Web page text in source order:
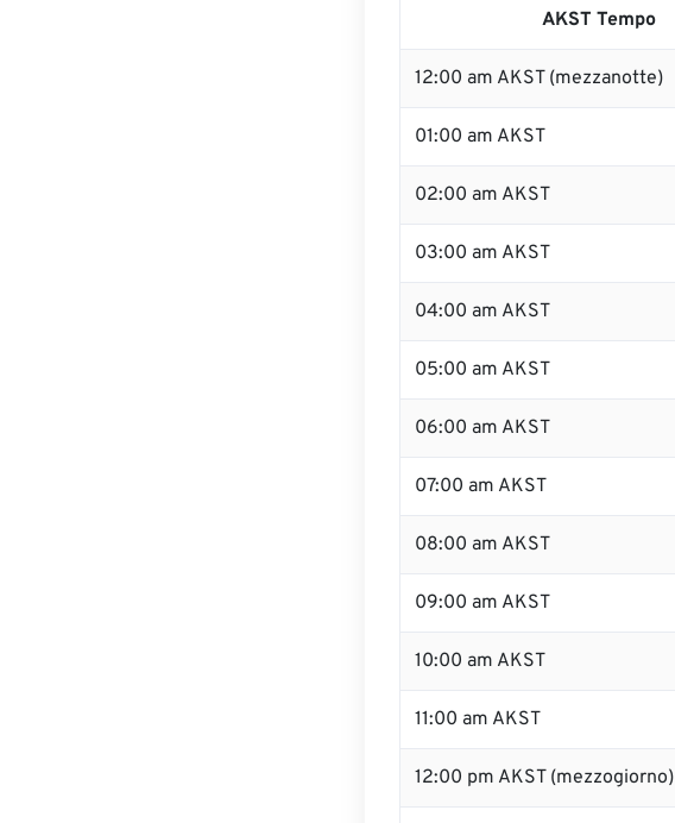
AKST Tempo
12:00 am AKST (mezzanotte)
01:00 am AKST
02:00 am AKST
03:00 am AKST
04:00 am AKST
05:00 am AKST
06:00 am AKST
07:00 am AKST
08:00 am AKST
09:00 am AKST
10:00 am AKST
11:00 am AKST
12:00 pm AKST (mezzogiorno)